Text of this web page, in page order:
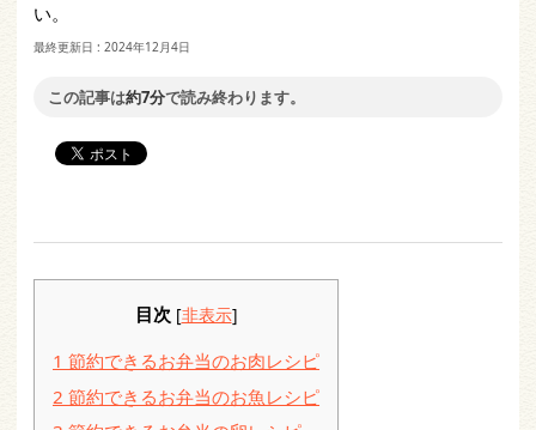
い。
最終更新日 : 2024年12月4日
この記事は約7分で読み終わります。
目次 [非表示]
1 節約できるお弁当のお肉レシピ
2 節約できるお弁当のお魚レシピ